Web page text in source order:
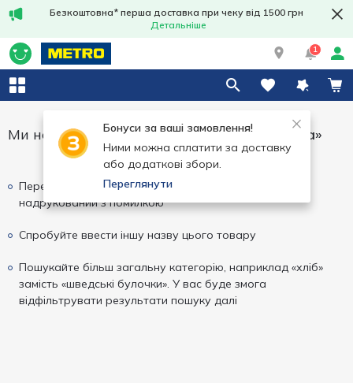
Безкоштовна* перша доставка при чеку від 1500 грн
Детальніше
1
Бонуси за ваші замовлення!
Ними можна сплатити за доставку
або додаткові збори.
Переглянути
Ми не змогли знайти результати для «rioba»
Перевірте написання вашого запиту, можливо він
надрукований з помилкою
Спробуйте ввести іншу назву цього товару
Пошукайте більш загальну категорію, наприклад «хліб»
замість «шведські булочки». У вас буде змога
відфільтрувати результати пошуку далі